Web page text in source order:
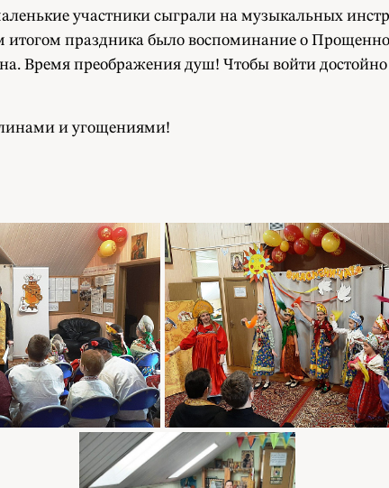
участники сыграли на музыкальных
праздника было воспоминание о
Время преображения душ! Чтобы войти
и угощениями!